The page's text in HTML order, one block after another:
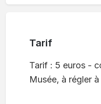
Tarif
Tarif : 5 euros -
Musée, à régler